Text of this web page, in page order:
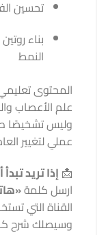
تحسين
بناء
النمط
المحتوى
علم الأعصاب
وليس تشخيصًا
عملي لتغيير
📩إذا تريد
ارسل كلمة
القناة التي
وسيصلك شرح